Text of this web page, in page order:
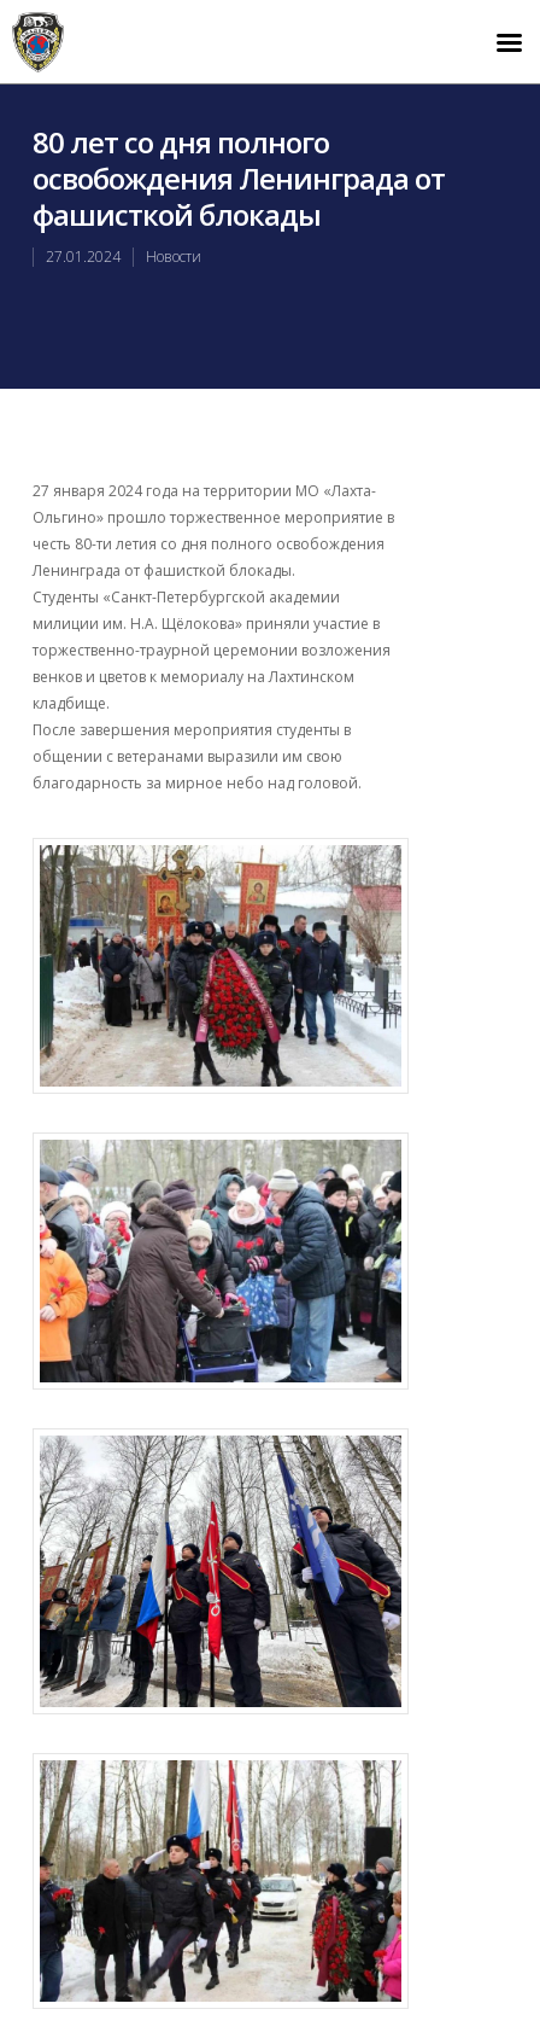
80 лет со дня полного
освобождения Ленинграда от
фашисткой блокады
27.01.2024 Новости
27 января 2024 года на территории МО «Лахта-
Ольгино» прошло торжественное мероприятие в
честь 80-ти летия со дня полного освобождения
Ленинграда от фашисткой блокады.
Студенты «Санкт-Петербургской академии
милиции им. Н.А. Щёлокова» приняли участие в
торжественно-траурной церемонии возложения
венков и цветов к мемориалу на Лахтинском
кладбище.
После завершения мероприятия студенты в
общении с ветеранами выразили им свою
благодарность за мирное небо над головой.